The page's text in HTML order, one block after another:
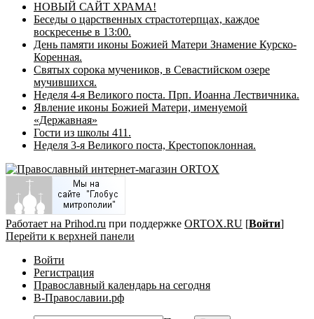
НОВЫЙ САЙТ ХРАМА!
Беседы о царственных страстотерпцах, каждое
воскресенье в 13:00.
День памяти иконы Божией Матери Знамение Курско-
Коренная.
Святых сорока мучеников, в Севастийском озере
мучившихся.
Неделя 4-я Великого поста. Прп. Иоанна Лествичника.
Явление иконы Божией Матери, именуемой
«Державная»
Гости из школы 411.
Неделя 3-я Великого поста, Крестопоклонная.
Работает на Prihod.ru при поддержке ORTOX.RU [Войти]
Перейти к верхней панели
Войти
Регистрация
Православный календарь на сегодня
В-Православии.рф